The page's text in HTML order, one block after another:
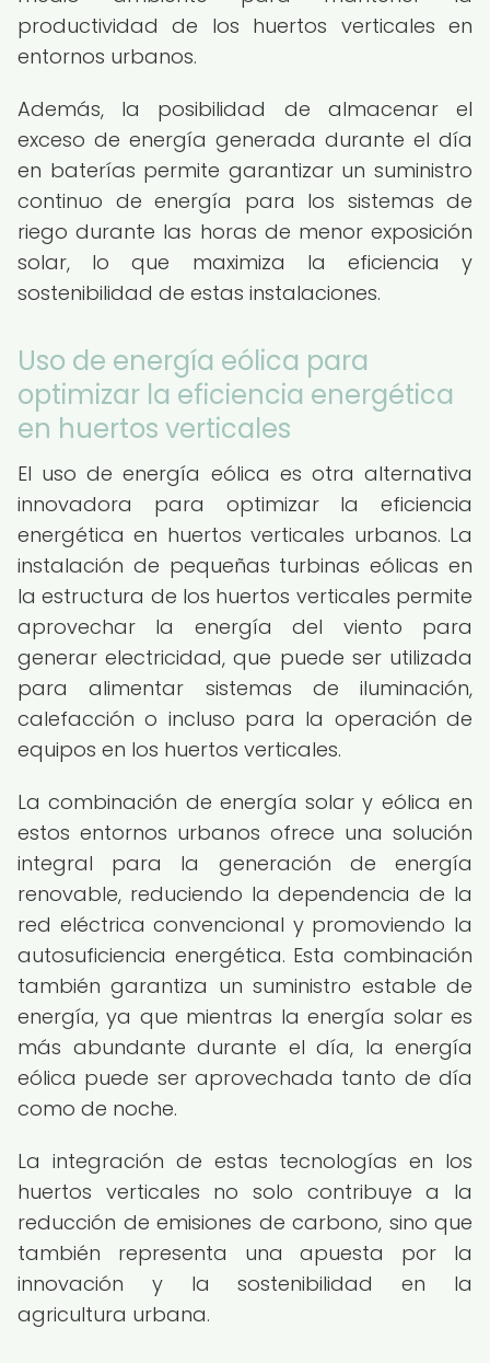
productividad de los huertos verticales en
entornos urbanos.
Además, la posibilidad de almacenar el
exceso de energía generada durante el día
en baterías permite garantizar un suministro
continuo de energía para los sistemas de
riego durante las horas de menor exposición
solar, lo que maximiza la eficiencia y
sostenibilidad de estas instalaciones.
Uso de energía eólica para
optimizar la eficiencia energética
en huertos verticales
El uso de energía eólica es otra alternativa
innovadora para optimizar la eficiencia
energética en huertos verticales urbanos. La
instalación de pequeñas turbinas eólicas en
la estructura de los huertos verticales permite
aprovechar la energía del viento para
generar electricidad, que puede ser utilizada
para alimentar sistemas de iluminación,
calefacción o incluso para la operación de
equipos en los huertos verticales.
La combinación de energía solar y eólica en
estos entornos urbanos ofrece una solución
integral para la generación de energía
renovable, reduciendo la dependencia de la
red eléctrica convencional y promoviendo la
autosuficiencia energética. Esta combinación
también garantiza un suministro estable de
energía, ya que mientras la energía solar es
más abundante durante el día, la energía
eólica puede ser aprovechada tanto de día
como de noche.
La integración de estas tecnologías en los
huertos verticales no solo contribuye a la
reducción de emisiones de carbono, sino que
también representa una apuesta por la
innovación y la sostenibilidad en la
agricultura urbana.